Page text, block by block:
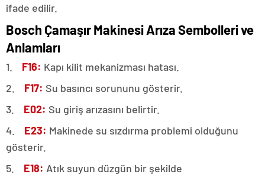
ifade edilir.
Bosch Çamaşır Makinesi Arıza Sembolleri ve
Anlamları
1. F16: Kapı kilit mekanizması hatası.
2. F17: Su basıncı sorununu gösterir.
3. E02: Su giriş arızasını belirtir.
4. E23: Makinede su sızdırma problemi olduğunu
gösterir.
5. E18: Atık suyun düzgün bir şekilde